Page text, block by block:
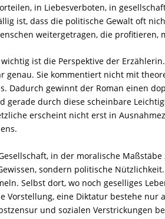
in Liebesverboten, in
ist, dass die politische Gewalt oft
weitergetragen, die
ist die Perspektive der
genau. Sie kommentiert nicht mit
Dadurch gewinnt der Roman einen
gerade durch diese scheinbare
erscheint nicht erst in
in der moralische
sondern politische
Selbst dort, wo noch geselliges
Vorstellung, eine Diktatur bestehe nur
und sozialen Verstrickungen